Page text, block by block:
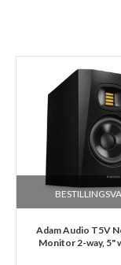
Adam Audio T5V
Monitor 2-way, 5"